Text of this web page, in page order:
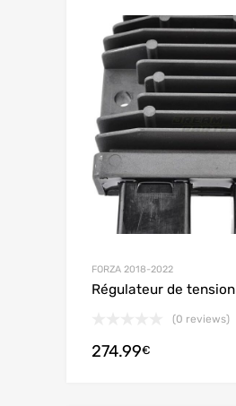
FORZA 2018-2022
Régulateur de tension
(0 reviews)
274.99€